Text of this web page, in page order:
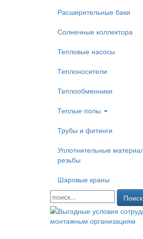
Расширительные баки
Солнечные коллектора
Тепловые насосы
Теплоносители
Теплообменники
Теплые полы
Трубы и фитинги
Уплотнительные
резьбы
Шаровые краны
Поиск